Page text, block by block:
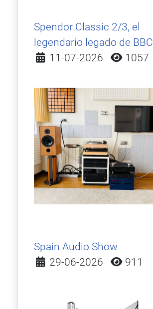
Spendor Classic 2/3, el
legendario legado de BBC
Detalles
11-07-2026 1057
Spain Audio Show
Detalles
29-06-2026 911